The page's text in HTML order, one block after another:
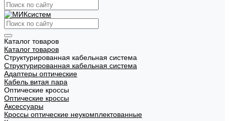
Каталог товаров
Каталог товаров
Структурированная кабельная система
Структурированная кабельная система
Адаптеры оптические
Кабель витая пара
Оптические кроссы
Оптические кроссы
Аксессуары
Кроссы оптические неукомплектованные